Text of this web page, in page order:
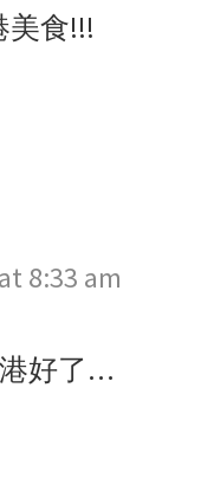
美食!!!
8:33 am
好了…